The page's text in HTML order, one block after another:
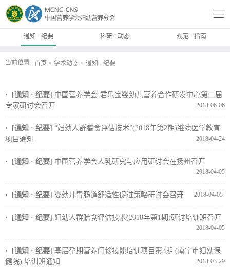
通知 · 纪要 科研 · 动态 规范 · 指南
当前位置 : 首页 学术动态 通知 · 纪要
• [通知 · 纪要] 中国营养学会-君乐宝婴幼儿营养合作研发中心第二届
专家研讨会召开
2018-06-06
• [通知 · 纪要] “妇幼人群膳食评估技术”(2018年第2期)继续医学教育
项目通知
2018-04-24
• [通知 · 纪要] 中国营养学会人乳研究与应用研讨会在扬州召开
2018-04-05
• [通知 · 纪要] 婴幼儿胃肠道舒适性促进策略研讨会召开 2018-04-05
• [通知 · 纪要] 妇幼人群膳食评估技术(2018年第1期)研讨培训班召开
2018-04-05
• [通知 · 纪要] 基层孕期营养门诊技能培训项目第3期 (南宁市妇幼保
健院) 培训班通知
2018-03-29